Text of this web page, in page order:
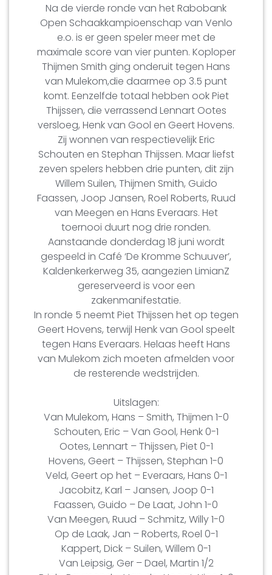
Na de vierde ronde van het Rabobank
Open Schaakkampioenschap van Venlo
e.o. is er geen speler meer met de
maximale score van vier punten. Koploper
Thijmen Smith ging onderuit tegen Hans
van Mulekom,die daarmee op 3.5 punt
komt. Eenzelfde totaal hebben ook Piet
Thijssen, die verrassend Lennart Ootes
versloeg, Henk van Gool en Geert Hovens.
Zij wonnen van respectievelijk Eric
Schouten en Stephan Thijssen. Maar liefst
zeven spelers hebben drie punten, dit zijn
Willem Suilen, Thijmen Smith, Guido
Faassen, Joop Jansen, Roel Roberts, Ruud
van Meegen en Hans Everaars. Het
toernooi duurt nog drie ronden.
Aanstaande donderdag 18 juni wordt
gespeeld in Café ‘De Kromme Schuuver’,
Kaldenkerkerweg 35, aangezien LimianZ
gereserveerd is voor een
zakenmanifestatie.
In ronde 5 neemt Piet Thijssen het op tegen
Geert Hovens, terwijl Henk van Gool speelt
tegen Hans Everaars. Helaas heeft Hans
van Mulekom zich moeten afmelden voor
de resterende wedstrijden.
Uitslagen:
Van Mulekom, Hans – Smith, Thijmen 1-0
Schouten, Eric – Van Gool, Henk 0-1
Ootes, Lennart – Thijssen, Piet 0-1
Hovens, Geert – Thijssen, Stephan 1-0
Veld, Geert op het – Everaars, Hans 0-1
Jacobitz, Karl – Jansen, Joop 0-1
Faassen, Guido – De Laat, John 1-0
Van Meegen, Ruud – Schmitz, Willy 1-0
Op de Laak, Jan – Roberts, Roel 0-1
Kappert, Dick – Suilen, Willem 0-1
Van Leipsig, Ger – Dael, Martin 1/2